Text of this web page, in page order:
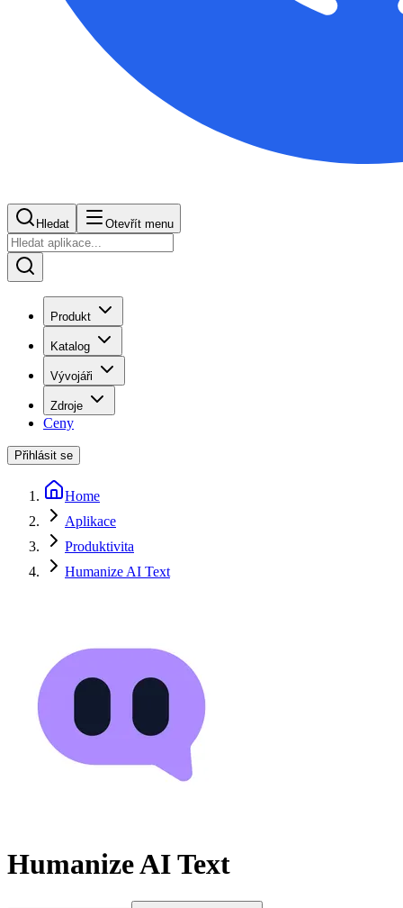
Hledat Otevřít menu
Produkt
Katalog
Vývojáři
Zdroje
Ceny
Přihlásit se
Home
Aplikace
Produktivita
Humanize AI Text
Humanize AI Text